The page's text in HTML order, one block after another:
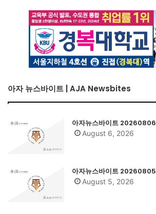
아자 뉴스바이트 | AJA Newsbites
아자뉴스바이트 20260806
August 6, 2026
아자뉴스바이트 20260805
August 5, 2026